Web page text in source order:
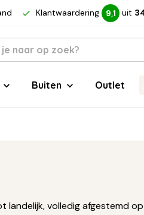
Klantwaardering 9,1 uit
Buiten Outlet
landelijk, volledig